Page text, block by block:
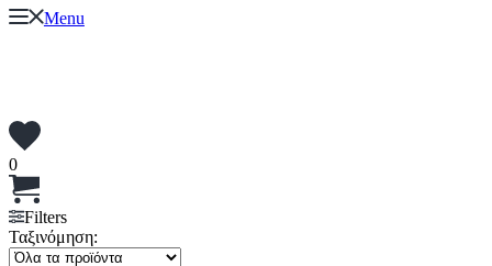
Menu
0
Filters
Ταξινόμηση: